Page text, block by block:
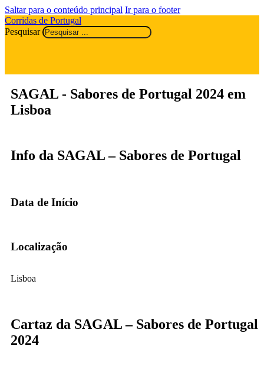
Saltar para o conteúdo principal Ir para o footer
Corridas de Portugal
Pesquisar
SAGAL - Sabores de Portugal 2024 em
Lisboa
Info da SAGAL – Sabores de Portugal
Data de Início
Localização
Lisboa
Cartaz da SAGAL – Sabores de Portugal
2024